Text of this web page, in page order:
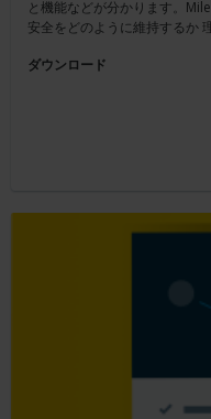
と機能などが分かります。
安全をどのように維持するか
ダウンロード